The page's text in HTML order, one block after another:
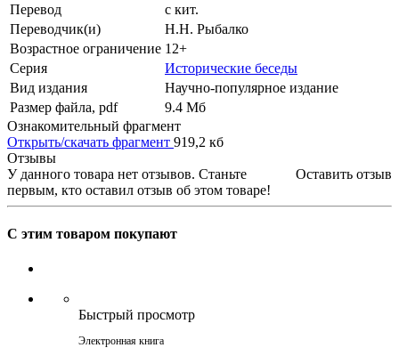
Перевод
с кит.
Переводчик(и)
Н.Н. Рыбалко
Возрастное ограничение 12+
Серия
Исторические беседы
Вид издания
Научно-популярное издание
Размер файла, pdf
9.4 Mб
Ознакомительный фрагмент
Открыть/скачать фрагмент 919,2 кб
Отзывы
Оставить отзыв
У данного товара нет отзывов. Станьте
первым, кто оставил отзыв об этом товаре!
С этим товаром покупают
Быстрый просмотр
Электронная книга